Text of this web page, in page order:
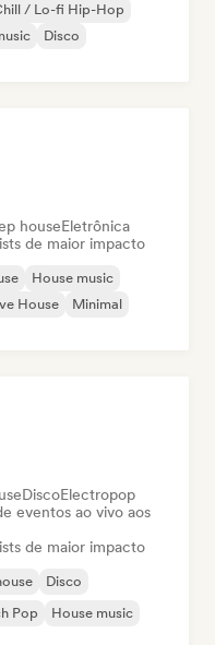
/ Lo-fi Hip-Hop
Disco
houseEletrônica
de maior impacto
House music
House
Minimal
DiscoElectropop
eventos ao vivo aos
de maior impacto
Disco
Pop House music